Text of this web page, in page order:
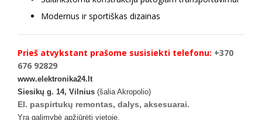
Modernus ir sportiškas dizainas
Prieš atvykstant prašome susisiekti telefonu: +370
676 92829
www.elektronika24.lt
Siesikų g. 14, Vilnius (šalia Akropolio)
El. paspirtukų remontas, dalys, aksesuarai.
Yra galimybė apžiūrėti vietoje.